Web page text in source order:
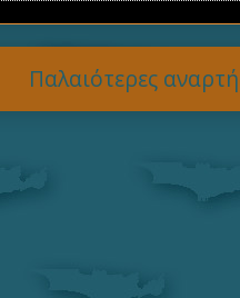
Παλαιότερες